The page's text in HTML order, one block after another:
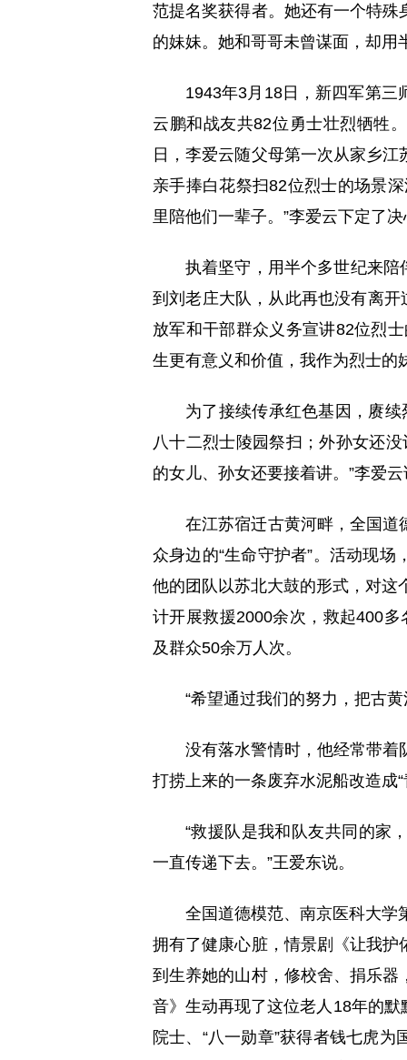
范提名奖获得者。她还有一个特
的妹妹。她和哥哥未曾谋面，却用
1943年3月18日，新四军第三
云鹏和战友共82位勇士壮烈牺牲
日，李爱云随父母第一次从家乡
亲手捧白花祭扫82位烈士的场景
里陪他们一辈子。”李爱云下定了
执着坚守，用半个多世纪来
到刘老庄大队，从此再也没有离
放军和干部群众义务宣讲82位烈
生更有意义和价值，我作为烈士的
为了接续传承红色基因，赓
八十二烈士陵园祭扫；外孙女还
的女儿、孙女还要接着讲。”李爱
在江苏宿迁古黄河畔，全国
众身边的“生命守护者”。活动现
他的团队以苏北大鼓的形式，对这
计开展救援2000余次，救起400
及群众50余万人次。
“希望通过我们的努力，把古
没有落水警情时，他经常带
打捞上来的一条废弃水泥船改造成
“救援队是我和队友共同的家
一直传递下去。”王爱东说。
全国道德模范、南京医科大学
拥有了健康心脏，情景剧《让我
到生养她的山村，修校舍、捐乐
音》生动再现了这位老人18年的
院士、“八一勋章”获得者钱七虎